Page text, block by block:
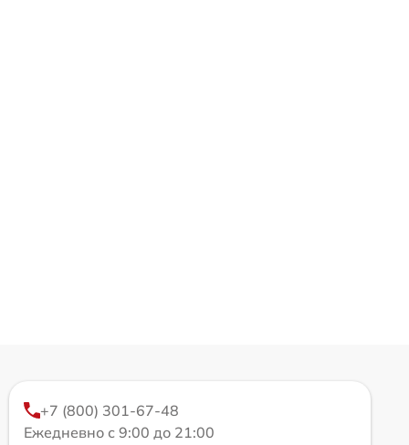
+7 (800) 301-67-48
Ежедневно с 9:00 до 21:00